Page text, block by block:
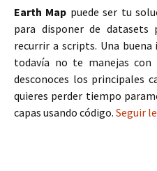
Earth Map puede ser tu
para disponer de datasets
recurrir a scripts. Una
todavía no te manejas
desconoces los principales
quieres perder tiempo
capas usando código. Seguir